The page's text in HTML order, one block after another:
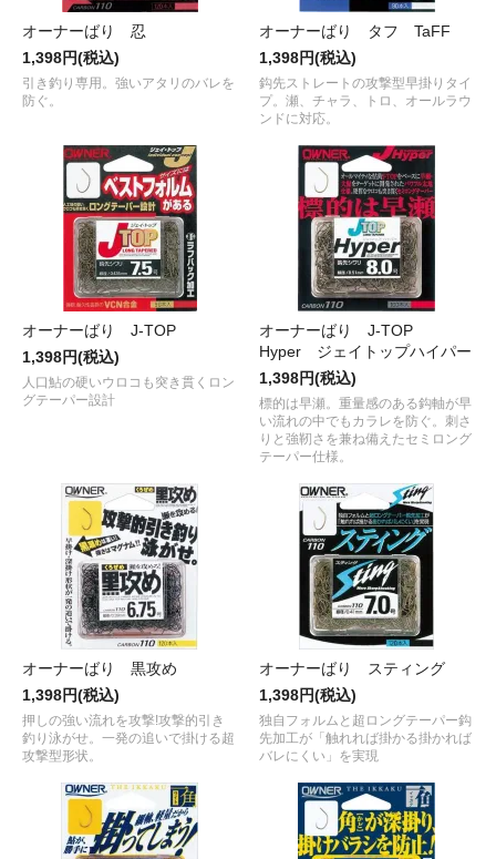
オーナーばり 忍
1,398円(税込)
引き釣り専用。強いアタリのバレを
防ぐ。
オーナーばり タフ TaFF
1,398円(税込)
鈎先ストレートの攻撃型早掛りタイ
プ。瀬、チャラ、トロ、オールラウ
ンドに対応。
オーナーばり J-TOP
1,398円(税込)
人口鮎の硬いウロコも突き貫くロン
グテーパー設計
オーナーばり J-TOP
Hyper ジェイトップハイパー
1,398円(税込)
標的は早瀬。重量感のある鈎軸が早
い流れの中でもカラレを防ぐ。刺さ
りと強靭さを兼ね備えたセミロング
テーパー仕様。
オーナーばり 黒攻め
1,398円(税込)
押しの強い流れを攻撃!攻撃的引き
釣り泳がせ。一発の追いで掛ける超
攻撃型形状。
オーナーばり スティング
1,398円(税込)
独自フォルムと超ロングテーパー鈎
先加工が「触れれば掛かる掛かれば
バレにくい」を実現